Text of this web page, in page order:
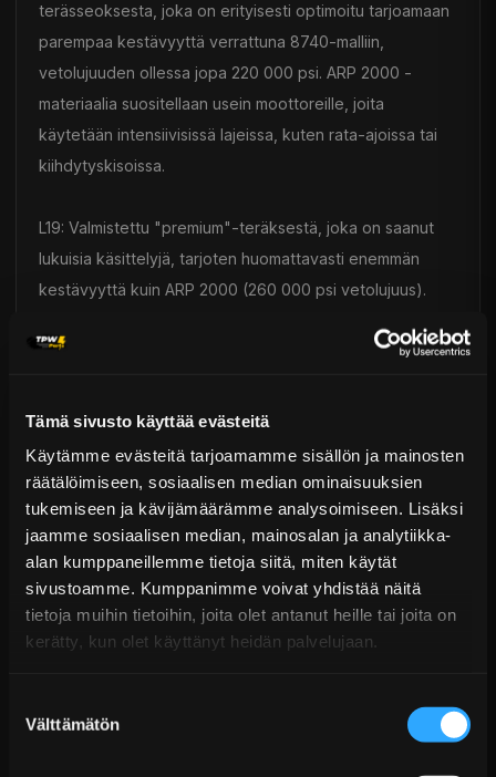
Tämä sivusto käyttää evästeitä
Käytämme evästeitä tarjoamamme sisällön ja mainosten
räätälöimiseen, sosiaalisen median ominaisuuksien
tukemiseen ja kävijämäärämme analysoimiseen. Lisäksi
jaamme sosiaalisen median, mainosalan ja analytiikka-
alan kumppaneillemme tietoja siitä, miten käytät
sivustoamme. Kumppanimme voivat yhdistää näitä
tietoja muihin tietoihin, joita olet antanut heille tai joita on
kerätty, kun olet käyttänyt heidän palvelujaan.
valinta
Välttämätön
terässeoksesta, joka on erityisesti optimoitu tarjoamaan
parempaa kestävyyttä verrattuna 8740-malliin,
vetolujuuden ollessa jopa 220 000 psi. ARP 2000 -
materiaalia suositellaan usein moottoreille, joita
käytetään intensiivisissä lajeissa, kuten rata-ajoissa tai
kiihdytyskisoissa.
L19: Valmistettu "premium"-teräksestä, joka on saanut
lukuisia käsittelyjä, tarjoten huomattavasti enemmän
kestävyyttä kuin ARP 2000 (260 000 psi vetolujuus).
käytetään intensiivisissä lajeissa, kuten rata-ajoissa tai
valmistusmateriaali ei ole ruostumaton ja vaatii tiettyjä
Custom Age: ARP:n suunnittelema uusi seos, jolla on
erinomaiset kestävyysominaisuudet (jopa 280 000 psi
vetolujuus). Täysin ruostumaton, se on ARP:n oma ja
markkinoiden paras ratkaisu.
Kaupan sijainnissa olevat tuotteet 1–3 arkipäivässä
Tekniset kysymykset